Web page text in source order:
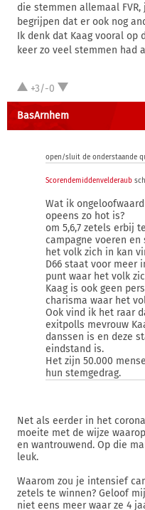
die stemmen allemaal
begrijpen dat er ook nog
Ik denk dat Kaag vooral op
keer zo veel stemmen had
+3/-0
BasArnhem
open/sluit de onderstaande
Scorendemiddenvelderaub
Wat ik
opeens zo hot is?
om 5,6,7 zetels erbij
campagne voeren
het volk zich in kan
D66 staat voor meer
punt waar het volk
Kaag is ook geen
charisma waar het
Ook vind ik het raar
exitpolls mevrouw
danssen is en deze
eindstand is.
Het zijn 50.000
hun stemgedrag.
Net als eerder in het
moeite met de wijze
en wantrouwend. Op die
leuk.
Waarom zou je intensief
zetels te winnen? Geloof
niet eens meer waar ze 4